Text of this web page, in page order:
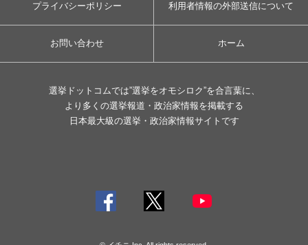
プライバシーポリシー 利用者情報の外部送信について
お問い合わせ ホーム
選挙ドットコムでは”選挙をオモシロク”を合言葉に、
より多くの選挙報道・政治家情報を掲載する
日本最大級の選挙・政治家情報サイトです